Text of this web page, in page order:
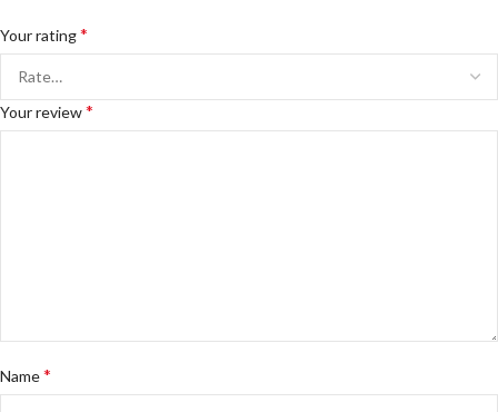
Your rating*
Your review*
Name*